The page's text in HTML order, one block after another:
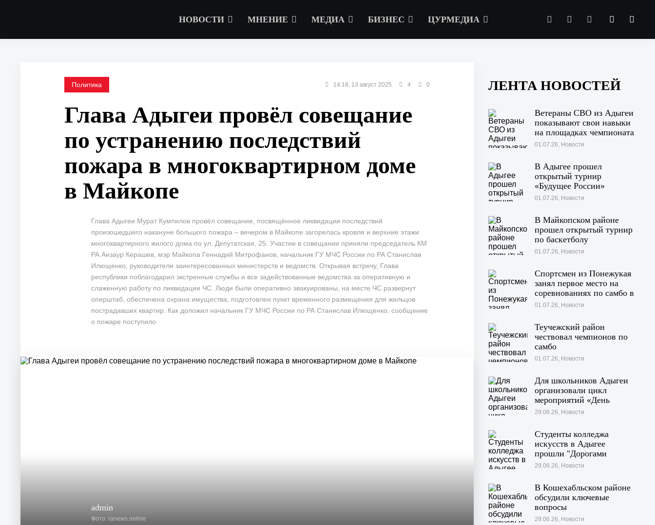
НОВОСТИ МНЕНИЕ МЕДИА БИЗНЕС ЦУРМЕДИА
Политика 14:18, 13 август 2025 4 0
Глава Адыгеи провёл совещание
по устранению последствий
пожара в многоквартирном доме
в Майкопе
Глава Адыгеи Мурат Кумпилов провёл совещание, посвящённое ликвидации последствий
произошедшего накануне большого пожара – вечером в Майкопе загорелась кровля и верхние этажи
многоквартирного жилого дома по ул. Депутатская, 25. Участие в совещании приняли председатель КМ
РА Анзаур Керашев, мэр Майкопа Геннадий Митрофанов, начальник ГУ МЧС России по РА Станислав
Илющенко, руководители заинтересованных министерств и ведомств. Открывая встречу, Глава
республики поблагодарил экстренные службы и все задействованные ведомства за оперативную и
слаженную работу по ликвидации ЧС. Люди были оперативно эвакуированы, на месте ЧС развернут
оперштаб, обеспечена охрана имущества, подготовлен пункт временного размещения для жильцов
пострадавших квартир. Как доложил начальник ГУ МЧС России по РА Станислав Илющенко, сообщение
о пожаре поступило
admin
Фото: ranews.online
ЛЕНТА НОВОСТЕЙ
Ветераны СВО из Адыгеи
показывают свои навыки
на площадках чемпионата
«Абилимпикс» в Казани
01.07.26, Новости
В Адыгее прошел
открытый турнир
«Будущее России»
01.07.26, Новости
В Майкопском районе
прошел открытый турнир
по баскетболу
01.07.26, Новости
Спортсмен из Понежукая
занял первое место на
соревнованиях по самбо в
Московской области
01.07.26, Новости
Теучежский район
чествовал чемпионов по
самбо
01.07.26, Новости
Для школьников Адыгеи
организовали цикл
мероприятий «День
Памяти»
29.06.26, Новости
Студенты колледжа
искусств в Адыгее
прошли "Дорогами
войны"
29.06.26, Новости
В Кошехабльском районе
обсудили ключевые
вопросы
жизнедеятельности
29.06.26, Новости